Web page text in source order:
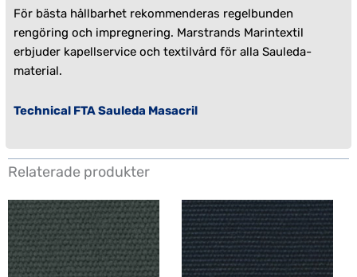
För bästa hållbarhet rekommenderas regelbunden
rengöring och impregnering. Marstrands Marintextil
erbjuder kapellservice och textilvård för alla Sauleda-
material.
Technical FTA Sauleda Masacril
Relaterade produkter